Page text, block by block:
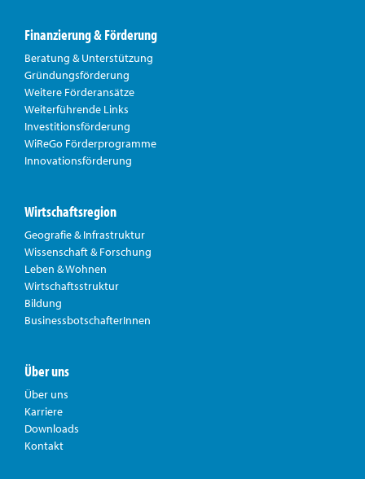
Finanzierung & Förderung
Beratung & Unterstützung
Gründungsförderung
Weitere Förderansätze
Weiterführende Links
Investitionsförderung
WiReGo Förderprogramme
Innovationsförderung
Wirtschaftsregion
Geografie & Infrastruktur
Wissenschaft & Forschung
Leben & Wohnen
Wirtschaftsstruktur
Bildung
BusinessbotschafterInnen
Über uns
Über uns
Karriere
Downloads
Kontakt